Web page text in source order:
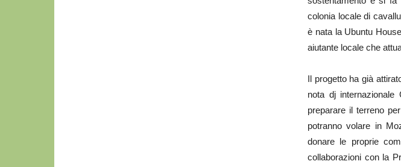
colonia locale di
è nata la Ubuntu
aiutante locale che
Il progetto ha già
nota dj
preparare il terreno
potranno volare in
donare le proprie
collaborazioni con la